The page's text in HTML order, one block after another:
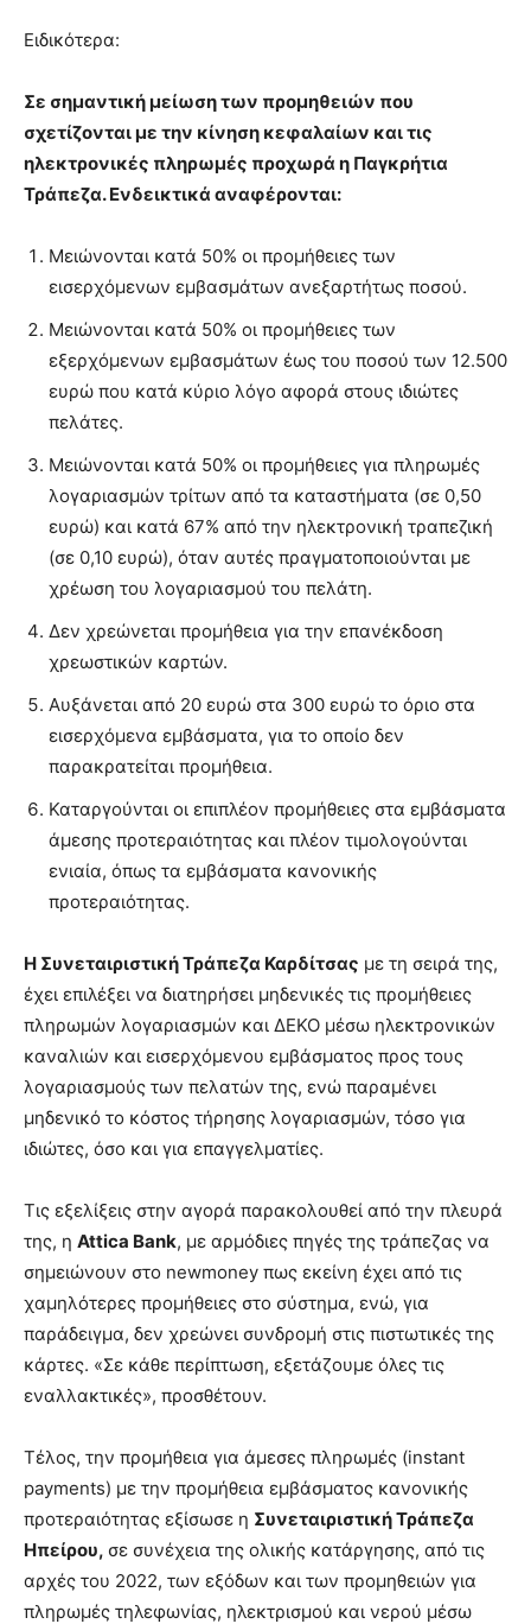
Ειδικότερα:
Σε σημαντική μείωση των προμηθειών που
σχετίζονται με την κίνηση κεφαλαίων και τις
ηλεκτρονικές πληρωμές προχωρά η Παγκρήτια
Τράπεζα. Ενδεικτικά αναφέρονται:
Μειώνονται κατά 50% οι προμήθειες των
εισερχόμενων εμβασμάτων ανεξαρτήτως ποσού.
Μειώνονται κατά 50% οι προμήθειες των
εξερχόμενων εμβασμάτων έως του ποσού των 12.500
ευρώ που κατά κύριο λόγο αφορά στους ιδιώτες
πελάτες.
Μειώνονται κατά 50% οι προμήθειες για πληρωμές
λογαριασμών τρίτων από τα καταστήματα (σε 0,50
ευρώ) και κατά 67% από την ηλεκτρονική τραπεζική
(σε 0,10 ευρώ), όταν αυτές πραγματοποιούνται με
χρέωση του λογαριασμού του πελάτη.
Δεν χρεώνεται προμήθεια για την επανέκδοση
χρεωστικών καρτών.
Αυξάνεται από 20 ευρώ στα 300 ευρώ το όριο στα
εισερχόμενα εμβάσματα, για το οποίο δεν
παρακρατείται προμήθεια.
Καταργούνται οι επιπλέον προμήθειες στα εμβάσματα
άμεσης προτεραιότητας και πλέον τιμολογούνται
ενιαία, όπως τα εμβάσματα κανονικής
προτεραιότητας.
Η Συνεταιριστική Τράπεζα Καρδίτσας με τη σειρά της,
έχει επιλέξει να διατηρήσει μηδενικές τις προμήθειες
πληρωμών λογαριασμών και ΔΕΚΟ μέσω ηλεκτρονικών
καναλιών και εισερχόμενου εμβάσματος προς τους
λογαριασμούς των πελατών της, ενώ παραμένει
μηδενικό το κόστος τήρησης λογαριασμών, τόσο για
ιδιώτες, όσο και για επαγγελματίες.
Τις εξελίξεις στην αγορά παρακολουθεί από την πλευρά
της, η Attica Bank, με αρμόδιες πηγές της τράπεζας να
σημειώνουν στο newmoney πως εκείνη έχει από τις
χαμηλότερες προμήθειες στο σύστημα, ενώ, για
παράδειγμα, δεν χρεώνει συνδρομή στις πιστωτικές της
κάρτες. «Σε κάθε περίπτωση, εξετάζουμε όλες τις
εναλλακτικές», προσθέτουν.
Τέλος, την προμήθεια για άμεσες πληρωμές (instant
payments) με την προμήθεια εμβάσματος κανονικής
προτεραιότητας εξίσωσε η Συνεταιριστική Τράπεζα
Ηπείρου, σε συνέχεια της ολικής κατάργησης, από τις
αρχές του 2022, των εξόδων και των προμηθειών για
πληρωμές τηλεφωνίας, ηλεκτρισμού και νερού μέσω